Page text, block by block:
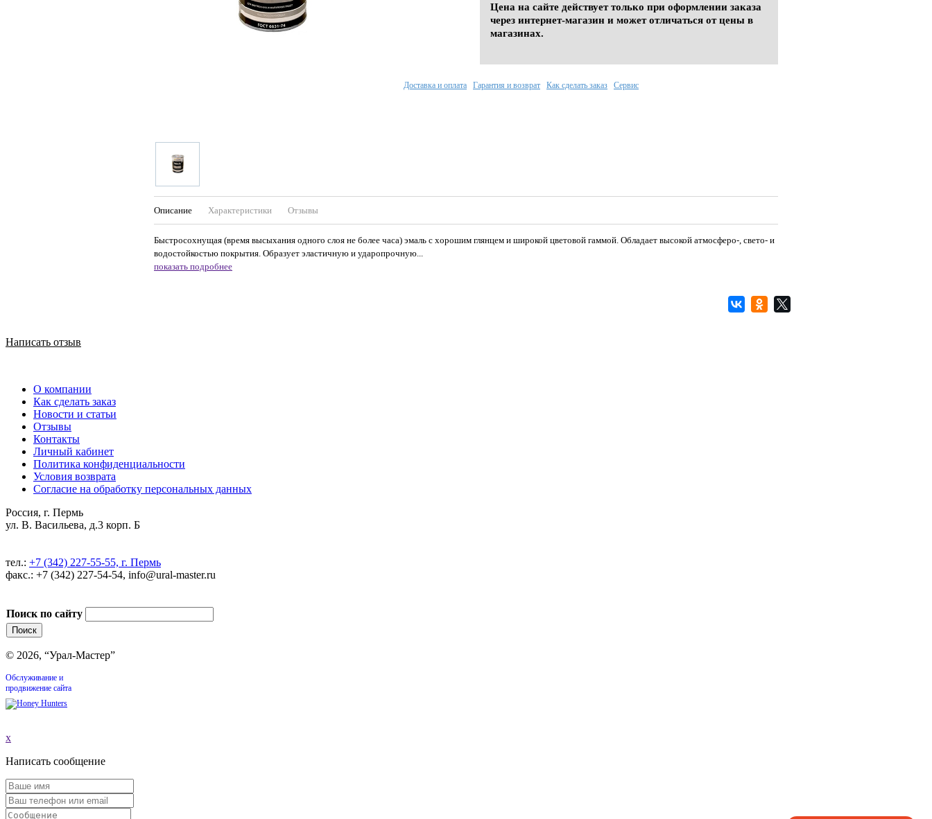
Цена на сайте действует только при оформлении заказа
через интернет-магазин и может отличаться от цены в
магазинах.
Описание Характеристики Отзывы
Быстросохнущая (время высыхания одного слоя не более часа) эмаль с хорошим глянцем и широкой цветовой гаммой. Обладает высокой атмосферо-, свето- и
водостойкостью покрытия. Образует эластичную и ударопрочную...
показать подробнее
Доставка и оплата Гарантия и возврат Как сделать заказ Сервис
Написать отзыв
О компании
Как сделать заказ
Новости и статьи
Отзывы
Контакты
Личный кабинет
Политика конфиденциальности
Условия возврата
Согласие на обработку персональных данных
Россия, г. Пермь
ул. В. Васильева, д.3 корп. Б
тел.: +7 (342) 227-55-55, г. Пермь
факс.: +7 (342) 227-54-54, info@ural-master.ru
Поиск по сайту
© 2026, “Урал-Мастер”
Обслуживание и
продвижение сайта
x
Написать сообщение